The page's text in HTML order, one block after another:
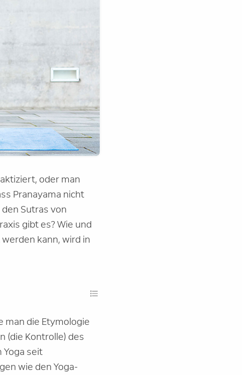
oder man
Pranayama nicht
Sutras von
gibt es? Wie und
kann, wird in
man die Etymologie
(die Kontrolle) des
Yoga seit
wie den Yoga-